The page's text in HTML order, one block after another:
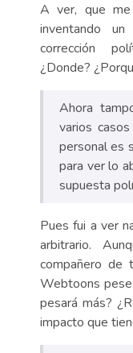
A ver, que
inventando
corrección
¿Donde?
Ahora
varios
personal es
para ver lo
supuesta
Pues fui a ver
arbitrario.
compañero de
Webtoons
pesará más?
impacto que